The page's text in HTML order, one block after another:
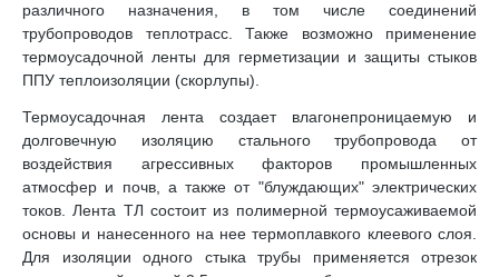
различного назначения, в том числе соединений
трубопроводов теплотрасс. Также возможно применение
термоусадочной ленты для герметизации и защиты стыков
ППУ теплоизоляции (скорлупы).
Термоусадочная лента создает влагонепроницаемую и
долговечную изоляцию стального трубопровода от
воздействия агрессивных факторов промышленных
атмосфер и почв, а также от "блуждающих" электрических
токов. Лента ТЛ состоит из полимерной термоусаживаемой
основы и нанесенного на нее термоплавкого клеевого слоя.
Для изоляции одного стыка трубы применяется отрезок